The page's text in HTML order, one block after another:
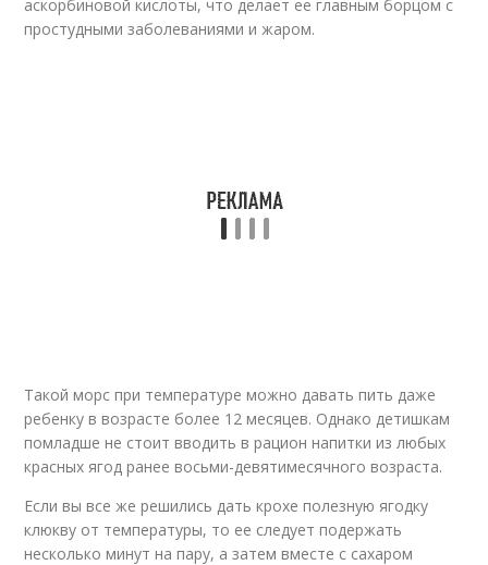
аскорбиновой кислоты, что делает ее главным борцом с
простудными заболеваниями и жаром.
Такой морс при температуре можно давать пить даже
ребенку в возрасте более 12 месяцев. Однако детишкам
помладше не стоит вводить в рацион напитки из любых
красных ягод ранее восьми-девятимесячного возраста.
Если вы все же решились дать крохе полезную ягодку
клюкву от температуры, то ее следует подержать
несколько минут на пару, а затем вместе с сахаром